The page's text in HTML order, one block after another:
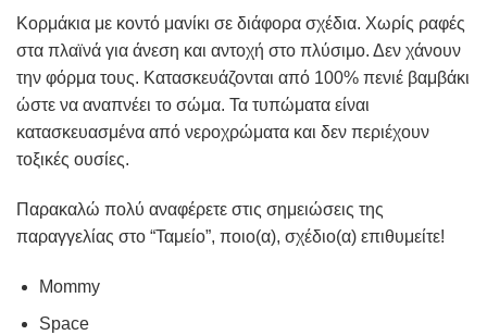
Κορμάκια με κοντό μανίκι σε διάφορα σχέδια. Χωρίς ραφές
στα πλαϊνά για άνεση και αντοχή στο πλύσιμο. Δεν χάνουν
την φόρμα τους. Κατασκευάζονται από 100% πενιέ βαμβάκι
ώστε να αναπνέει το σώμα. Τα τυπώματα είναι
κατασκευασμένα από νεροχρώματα και δεν περιέχουν
τοξικές ουσίες.
Παρακαλώ πολύ αναφέρετε στις σημειώσεις της
παραγγελίας στο “Ταμείο”, ποιο(α), σχέδιο(α) επιθυμείτε!
Mommy
Space